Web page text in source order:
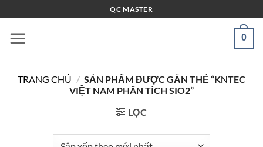
qua
nội
QC MASTER
0
TRANG CHỦ / SẢN PHẨM ĐƯỢC GẮN THẺ “KNTEC
VIỆT NAM PHÂN TÍCH SIO2”
LỌC